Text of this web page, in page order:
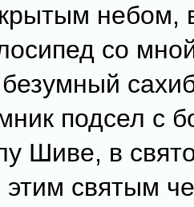
небом,
со
подсел с
Шиве, в
святым